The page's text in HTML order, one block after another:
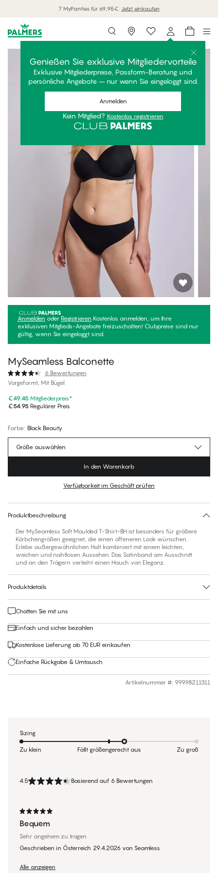
7 MyPanties für 69,95€. Jetzt einkaufen
Storefinder
Genießen Sie exklusive Mitgliedervorteile
Exklusive Mitgliederpreise, Passform-Beratung und
persönliche Angebote – nur wenn Sie eingeloggt sind.
Anmelden
Kein Mitglied? Kostenlos registrieren
Anmelden oder Registrieren Kostenlos anmelden, um Ihre
exklusiven Mitglieds-Angebote freizuschalten! Clubpreise sind nur
gültig, wenn Sie eingeloggt sind.
MySeamless Balconette
6 Bewertungen
Vorgeformt, Mit Bügel
€49.45 Mitgliederpreis*
€54.95 Regulärer Preis
Farbe: Black Beauty
Finden Sie Ihre Größe
Größe auswählen
In den Warenkorb
Verfügbarkeit im Geschäft prüfen
Produktbeschreibung
Der MySeamless Soft Moulded T-Shirt-BH ist besonders für größere
Körbchengrößen geeignet, die einen offeneren Look wünschen.
Erlebe außergewöhnlichen Halt kombiniert mit einem leichten,
weichen und nahtlosen Aussehen. Das Satinband am Ausschnitt
und an den Trägern verleiht einen Hauch von Eleganz.
Produktdetails
Chatten Sie mit uns
Einfach und sicher bezahlen
Kostenlose Lieferung ab 70 EUR einkaufen
Einfache Rückgabe & Umtausch
Artikelnummer #: 99998211311
4.5 Basierend auf 6 Bewertungen
Bequem
Sehr angehem zu tragen
Geschrieben in Österreich 29.4.2026 von Seamless
Alle anzeigen
Sizing
Zu klein Fällt größengerecht aus Zu groß